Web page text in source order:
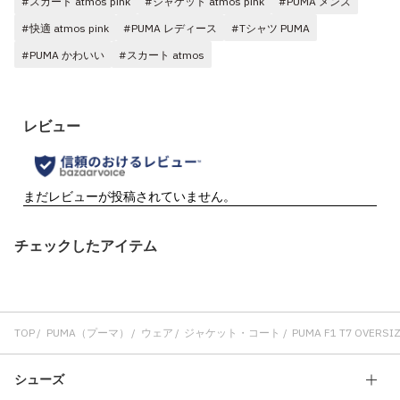
#快適 atmos pink
#PUMA レディース
#Tシャツ PUMA
#PUMA かわいい
#スカート atmos
チェックしたアイテム
TOP PUMA（プーマ） ウェア ジャケット・コート PUMA F1 T7
シューズ